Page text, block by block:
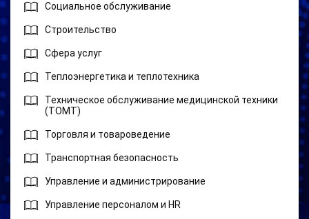
Социальное обслуживание
Строительство
Сфера услуг
Теплоэнергетика и теплотехника
Техническое обслуживание медицинской техники
(ТОМТ)
Торговля и товароведение
Транспортная безопасность
Управление и администрирование
Управление персоналом и HR